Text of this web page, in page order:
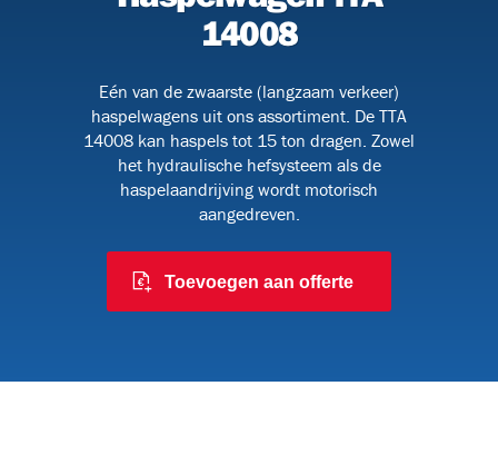
14008
Eén van de zwaarste (langzaam verkeer)
haspelwagens uit ons assortiment. De TTA
14008 kan haspels tot 15 ton dragen. Zowel
het hydraulische hefsysteem als de
haspelaandrijving wordt motorisch
aangedreven.
Toevoegen aan offerte